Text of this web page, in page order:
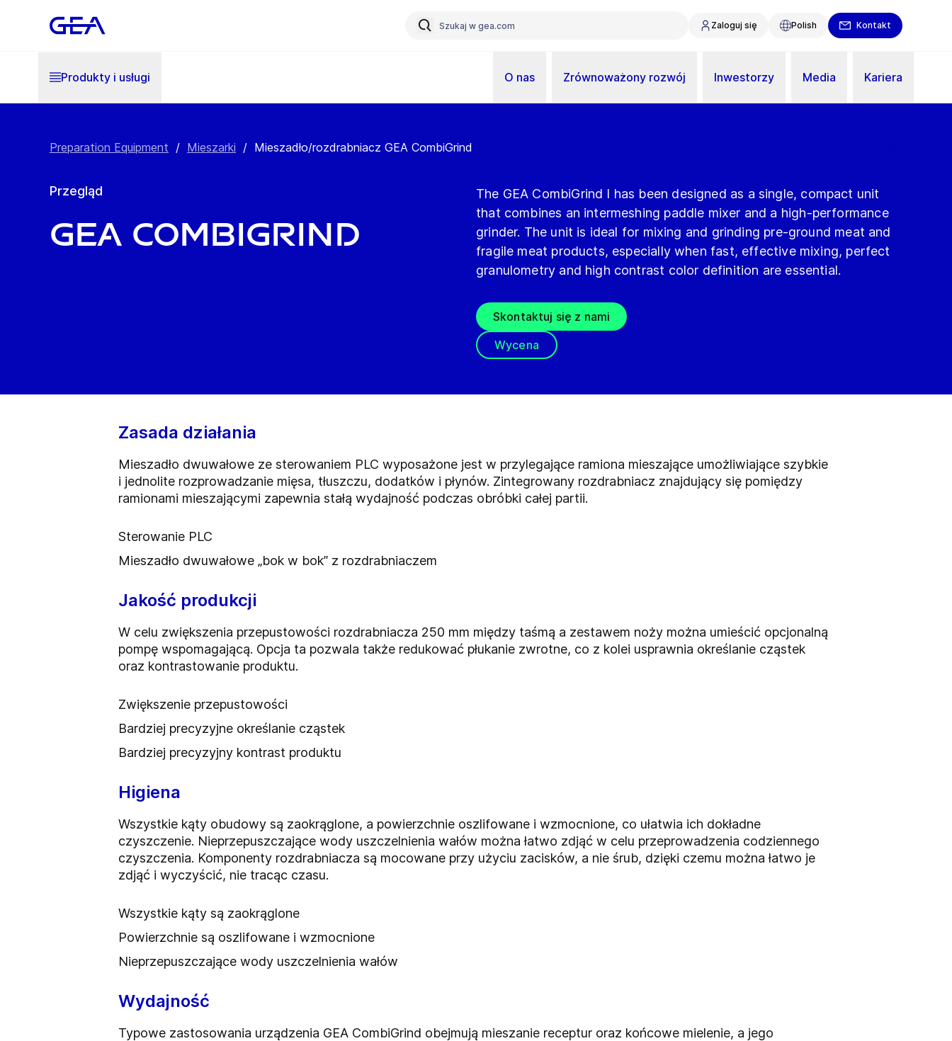
Zaloguj się Polish Kontakt
Produkty i usługi O nas Zrównoważony rozwój Inwestorzy Media Kariera
Preparation Equipment / Mieszarki / Mieszadło/rozdrabniacz GEA CombiGrind
Przegląd
GEA CombiGrind
The GEA CombiGrind I has been designed as a single, compact unit
that combines an intermeshing paddle mixer and a high-performance
grinder. The unit is ideal for mixing and grinding pre-ground meat and
fragile meat products, especially when fast, effective mixing, perfect
granulometry and high contrast color definition are essential.
Skontaktuj się z nami
Wycena
Zasada działania
Mieszadło dwuwałowe ze sterowaniem PLC wyposażone jest w przylegające ramiona mieszające umożliwiające szybkie
i jednolite rozprowadzanie mięsa, tłuszczu, dodatków i płynów. Zintegrowany rozdrabniacz znajdujący się pomiędzy
ramionami mieszającymi zapewnia stałą wydajność podczas obróbki całej partii.
Sterowanie PLC
Mieszadło dwuwałowe „bok w bok” z rozdrabniaczem
Jakość produkcji
W celu zwiększenia przepustowości rozdrabniacza 250 mm między taśmą a zestawem noży można umieścić opcjonalną
pompę wspomagającą. Opcja ta pozwala także redukować płukanie zwrotne, co z kolei usprawnia określanie cząstek
oraz kontrastowanie produktu.
Zwiększenie przepustowości
Bardziej precyzyjne określanie cząstek
Bardziej precyzyjny kontrast produktu
Higiena
Wszystkie kąty obudowy są zaokrąglone, a powierzchnie oszlifowane i wzmocnione, co ułatwia ich dokładne
czyszczenie. Nieprzepuszczające wody uszczelnienia wałów można łatwo zdjąć w celu przeprowadzenia codziennego
czyszczenia. Komponenty rozdrabniacza są mocowane przy użyciu zacisków, a nie śrub, dzięki czemu można łatwo je
zdjąć i wyczyścić, nie tracąc czasu.
Wszystkie kąty są zaokrąglone
Powierzchnie są oszlifowane i wzmocnione
Nieprzepuszczające wody uszczelnienia wałów
Wydajność
Typowe zastosowania urządzenia GEA CombiGrind obejmują mieszanie receptur oraz końcowe mielenie, a jego